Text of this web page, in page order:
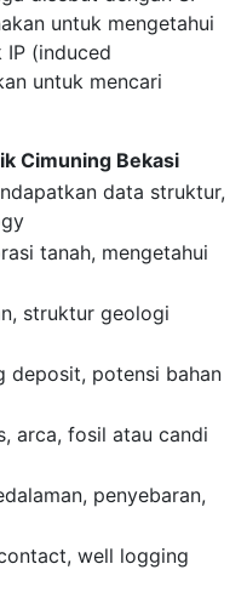
untuk mengetahui
IP (induced
untuk mencari
Cimuning Bekasi
data struktur,
tanah, mengetahui
struktur geologi
deposit, potensi bahan
arca, fosil atau candi
penyebaran,
well logging